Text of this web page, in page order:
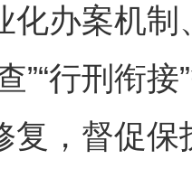
化办案机
”“行刑衔
复，督促